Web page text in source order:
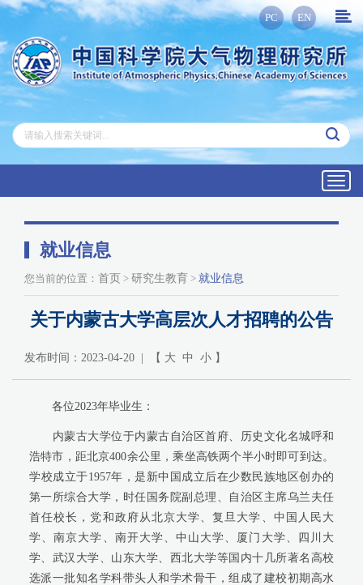
PC EN
就业信息
您当前的位置： 首页 > 研究生教育 > 就业信息
关于内蒙古大学高层次人才招聘的公告
发布时间：2023-04-20 | 【 大 中 小 】
各位2023年毕业生：
内蒙古大学位于内蒙古自治区首府、历史文化名城呼和
浩特市，距北京400余公里，乘坐高铁两个半小时即可到达。
学校成立于1957年，是新中国成立后在少数民族地区创办的
第一所综合大学，时任国务院副总理、自治区主席乌兰夫任
首任校长，党和政府从北京大学、复旦大学、中国人民大
学、南京大学、南开大学、中山大学、厦门大学、四川大
学、武汉大学、山东大学、西北大学等国内十几所著名高校
选派一批知名学科带头人和学术骨干，组成了建校初期高水